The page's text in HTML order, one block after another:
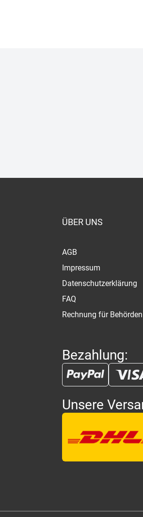
ÜBER UNS
AGB
Impressum
Datenschutzerklärung
FAQ
Rechnung für Behörden
Bezahlung:
Unsere